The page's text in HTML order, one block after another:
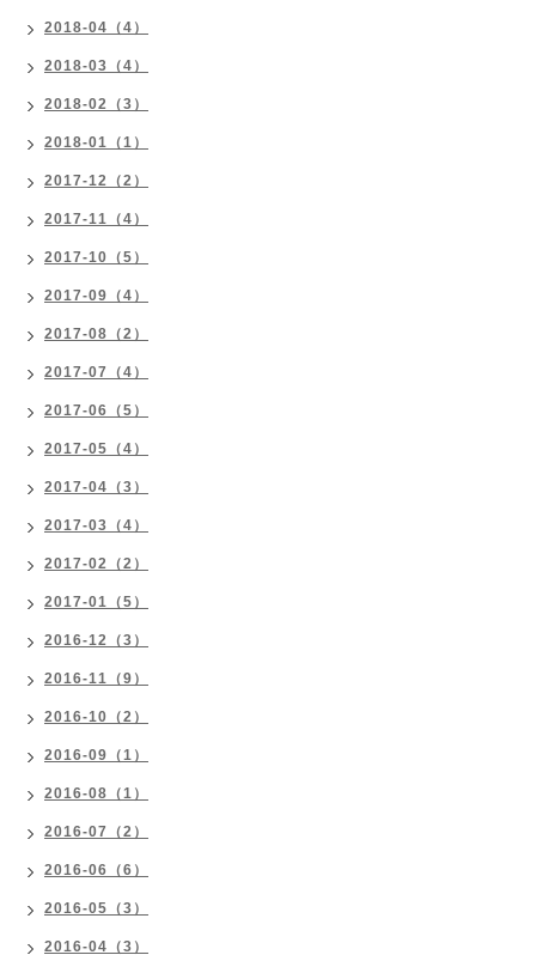
2018-04（4）
2018-03（4）
2018-02（3）
2018-01（1）
2017-12（2）
2017-11（4）
2017-10（5）
2017-09（4）
2017-08（2）
2017-07（4）
2017-06（5）
2017-05（4）
2017-04（3）
2017-03（4）
2017-02（2）
2017-01（5）
2016-12（3）
2016-11（9）
2016-10（2）
2016-09（1）
2016-08（1）
2016-07（2）
2016-06（6）
2016-05（3）
2016-04（3）